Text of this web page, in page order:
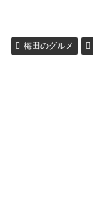
梅田のグルメ